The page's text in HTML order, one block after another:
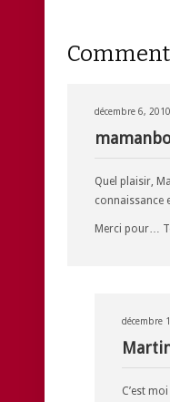
décembre 6, 2010
Quel plaisir,
connaissance
Merci pour…
décembre
C’est